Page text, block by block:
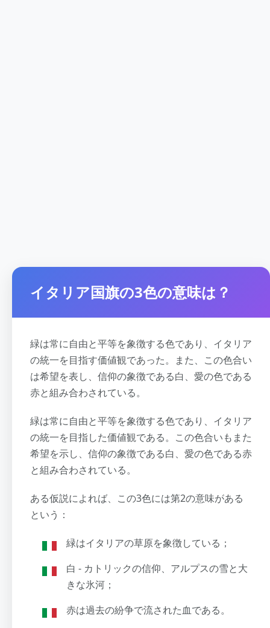
イタリア国旗の3色の意味は？
緑は常に自由と平等を象徴する色であり、イタリア
の統一を目指す価値観であった。また、この色合い
は希望を表し、信仰の象徴である白、愛の色である
赤と組み合わされている。
緑は常に自由と平等を象徴する色であり、イタリア
の統一を目指した価値観である。この色合いもまた
希望を示し、信仰の象徴である白、愛の色である赤
と組み合わされている。
ある仮説によれば、この3色には第2の意味がある
という：
緑はイタリアの草原を象徴している；
白 - カトリックの信仰、アルプスの雪と大
きな氷河；
赤は過去の紛争で流された血である。